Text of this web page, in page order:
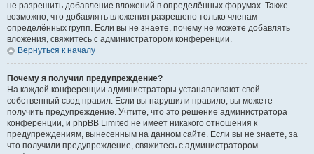
не разрешить добавление вложений в определённых форумах. Также
возможно, что добавлять вложения разрешено только членам
определённых групп. Если вы не знаете, почему не можете добавлять
вложения, свяжитесь с администратором конференции.
Вернуться к началу
Почему я получил предупреждение?
На каждой конференции администраторы устанавливают свой
собственный свод правил. Если вы нарушили правило, вы можете
получить предупреждение. Учтите, что это решение администратора
конференции, и phpBB Limited не имеет никакого отношения к
предупреждениям, вынесенным на данном сайте. Если вы не знаете, за
что получили предупреждение, свяжитесь с администратором